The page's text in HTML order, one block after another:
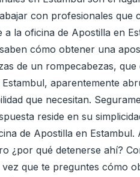
con profesionales
la oficina de Apostilla en
cómo obtener una
de un rompecabezas,
aparentemente
que necesitan.
reside en su
de Apostilla en
¿por qué detenerse ahí?
que te preguntes cómo